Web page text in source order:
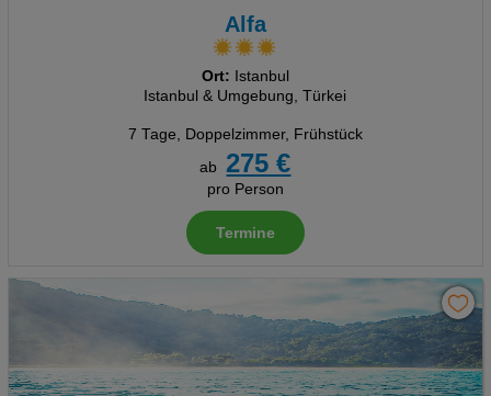
Alfa
Ort: Istanbul
Istanbul & Umgebung, Türkei
7 Tage, Doppelzimmer, Frühstück
ab
275 €
pro Person
Termine